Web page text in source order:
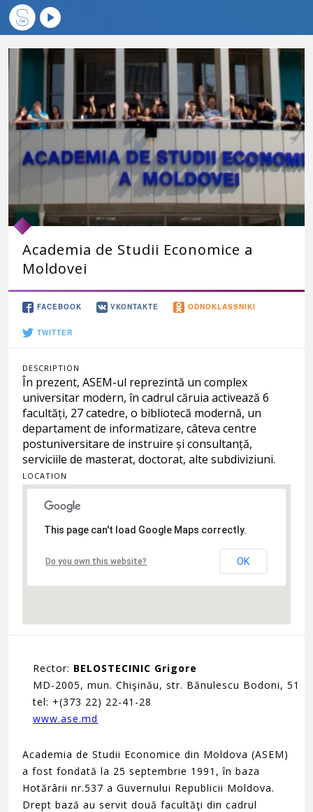
Academia de Studii Economice a
Moldovei
FACEBOOK VKONTAKTE ODNOKLASSNIKI
TWITTER
DESCRIPTION
În prezent, ASEM-ul reprezintă un complex
universitar modern, în cadrul căruia activează 6
facultăți, 27 catedre, o bibliotecă modernă, un
departament de informatizare, câteva centre
postuniversitare de instruire și consultanță,
serviciile de masterat, doctorat, alte subdiviziuni.
LOCATION
This page can't load Google Maps correctly.
Do you own this website? OK
Rector: BELOSTECINIC Grigore
MD-2005, mun. Chişinău, str. Bănulescu Bodoni, 51
tel: +(373 22) 22-41-28
www.ase.md
Academia de Studii Economice din Moldova (ASEM)
a fost fondată la 25 septembrie 1991, în baza
Hotărârii nr.537 a Guvernului Republicii Moldova.
Drept bază au servit două facultăţi din cadrul